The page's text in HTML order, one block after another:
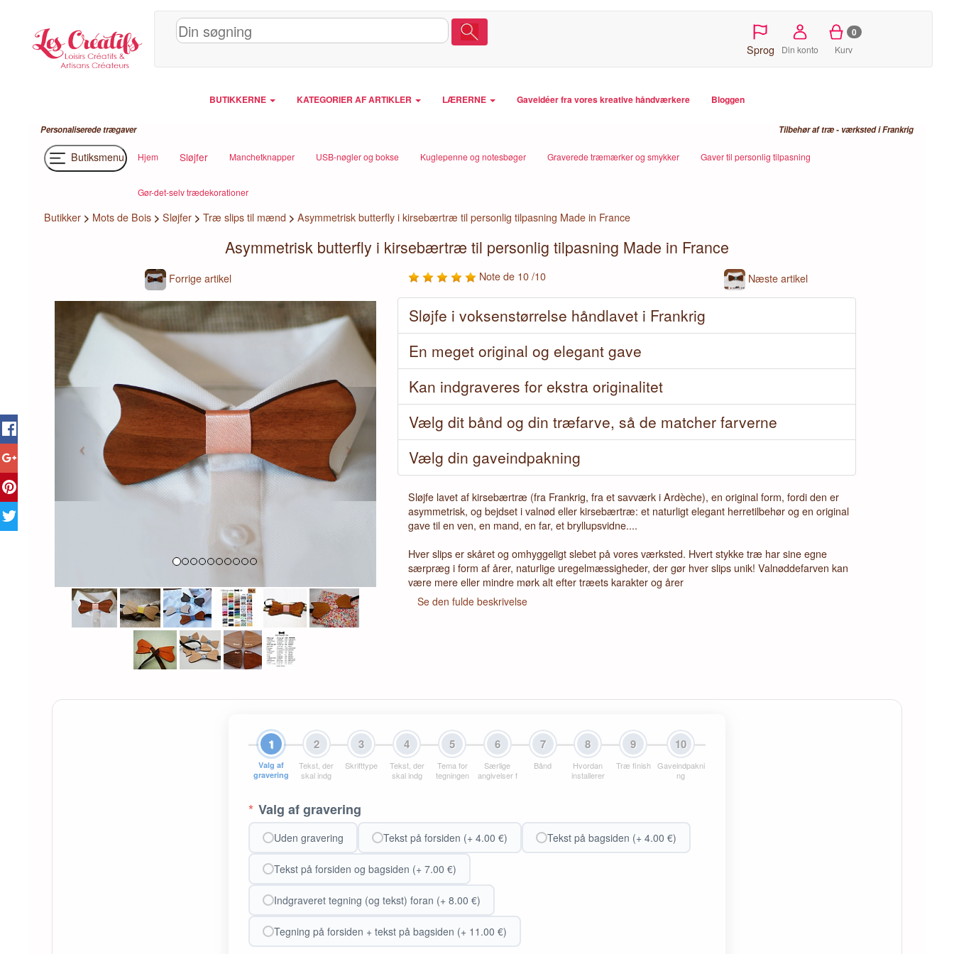
Sprog Din konto
0
Kurv
BUTIKKERNE KATEGORIER AF ARTIKLER LÆRERNE Gaveidéer fra vores kreative håndværkere Bloggen
Personaliserede trægaver Tilbehør af træ - værksted i Frankrig
Butiksmenu Hjem Sløjfer Manchetknapper USB-nøgler og bokse Kuglepenne og notesbøger Graverede træmærker og smykker Gaver til personlig tilpasning
Gør-det-selv trædekorationer
Butikker > Mots de Bois > Sløjfer > Træ slips til mænd > Asymmetrisk butterfly i kirsebærtræ til personlig tilpasning Made in France
Asymmetrisk butterfly i kirsebærtræ til personlig tilpasning Made in France
Forrige artikel Note de 10 /10 Næste artikel
Previous Next
Sløjfe i voksenstørrelse håndlavet i Frankrig
En meget original og elegant gave
Kan indgraveres for ekstra originalitet
Vælg dit bånd og din træfarve, så de matcher farverne
Vælg din gaveindpakning
Sløjfe lavet af kirsebærtræ (fra Frankrig, fra et savværk i Ardèche), en original form, fordi den er
asymmetrisk, og bejdset i valnød eller kirsebærtræ: et naturligt elegant herretilbehør og en original
gave til en ven, en mand, en far, et bryllupsvidne....
Hver slips er skåret og omhyggeligt slebet på vores værksted. Hvert stykke træ har sine egne
særpræg i form af årer, naturlige uregelmæssigheder, der gør hver slips unik! Valnøddefarven kan
være mere eller mindre mørk alt efter træets karakter og årer
Se den fulde beskrivelse
1
Valg af
gravering
2
Tekst, der
skal indg
3
Skrifttype
4
Tekst, der
skal indg
5
Tema for
tegningen
6
Særlige
angivelser f
7
Bånd
8
Hvordan
installerer
9
Træ finish
10
Gaveindpakni
ng
* Valg af gravering
Uden gravering Tekst på forsiden (+ 4.00 €) Tekst på bagsiden (+ 4.00 €)
Tekst på forsiden og bagsiden (+ 7.00 €)
Indgraveret tegning (og tekst) foran (+ 8.00 €)
Tegning på forsiden + tekst på bagsiden (+ 11.00 €)